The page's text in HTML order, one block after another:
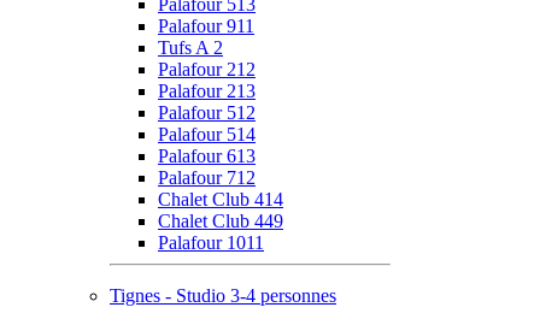
Palafour 513
Palafour 911
Tufs A 2
Palafour 212
Palafour 213
Palafour 512
Palafour 514
Palafour 613
Palafour 712
Chalet Club 414
Chalet Club 449
Palafour 1011
Tignes - Studio 3-4 personnes